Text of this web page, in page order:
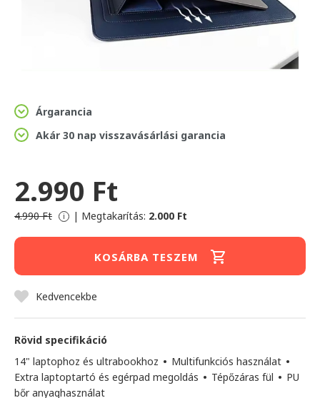
Árgarancia
Akár 30 nap visszavásárlási garancia
2.990 Ft
4.990 Ft i | Megtakarítás: 2.000 Ft
KOSÁRBA TESZEM
Kedvencekbe
Rövid specifikáció
14" laptophoz és ultrabookhoz • Multifunkciós használat •
Extra laptoptartó és egérpad megoldás • Tépőzáras fül • PU
bőr anyaghasználat